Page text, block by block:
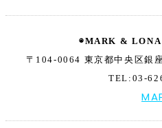
◉MARK &
〒104-0064 東京都中央区銀
TEL:03-